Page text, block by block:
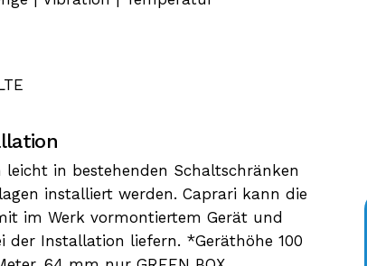
leicht in bestehenden Schaltschränken
installiert werden. Caprari kann die
im Werk vormontiertem Gerät und
der Installation liefern. *Geräthöhe 100